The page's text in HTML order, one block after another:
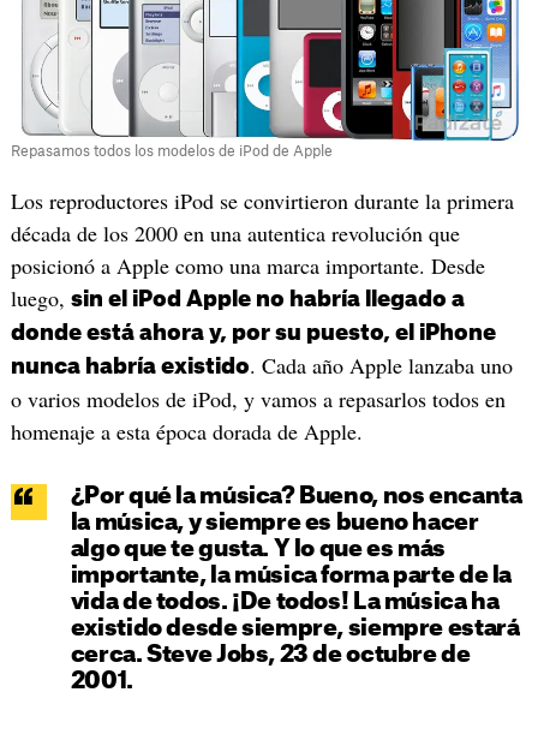
Repasamos todos los modelos de iPod de Apple
Los reproductores iPod se convirtieron durante la primera
década de los 2000 en una autentica revolución que
posicionó a Apple como una marca importante. Desde
luego, sin el iPod Apple no habría llegado a
donde está ahora y, por su puesto, el iPhone
nunca habría existido. Cada año Apple lanzaba uno
o varios modelos de iPod, y vamos a repasarlos todos en
homenaje a esta época dorada de Apple.
¿Por qué la música? Bueno, nos encanta
la música, y siempre es bueno hacer
algo que te gusta. Y lo que es más
importante, la música forma parte de la
vida de todos. ¡De todos! La música ha
existido desde siempre, siempre estará
cerca. Steve Jobs, 23 de octubre de
2001.